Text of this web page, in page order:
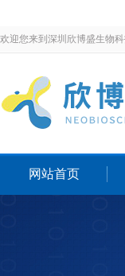
欢迎您来到深圳欣博盛生物
网站首页